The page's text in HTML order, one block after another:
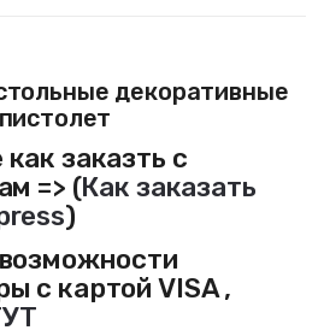
декоративные
заказть с
=> (Как заказать
)
с картой VISA ,